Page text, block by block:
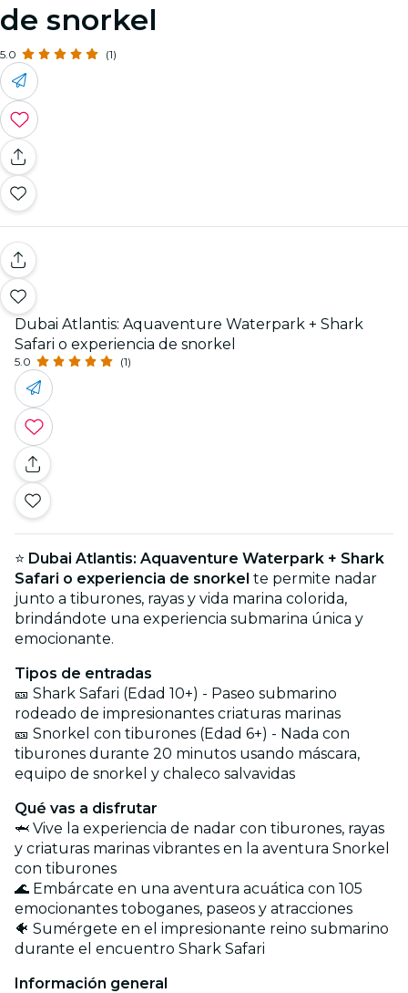
de snorkel
5.0 (1)
Dubai Atlantis: Aquaventure Waterpark + Shark
Safari o experiencia de snorkel
5.0 (1)
⭐ Dubai Atlantis: Aquaventure Waterpark + Shark
Safari o experiencia de snorkel te permite nadar
junto a tiburones, rayas y vida marina colorida,
brindándote una experiencia submarina única y
emocionante.
Tipos de entradas
🎫 Shark Safari (Edad 10+) - Paseo submarino
rodeado de impresionantes criaturas marinas
🎫 Snorkel con tiburones (Edad 6+) - Nada con
tiburones durante 20 minutos usando máscara,
equipo de snorkel y chaleco salvavidas
Qué vas a disfrutar
🦈 Vive la experiencia de nadar con tiburones, rayas
y criaturas marinas vibrantes en la aventura Snorkel
con tiburones
🌊 Embárcate en una aventura acuática con 105
emocionantes toboganes, paseos y atracciones
🐠 Sumérgete en el impresionante reino submarino
durante el encuentro Shark Safari
Información general